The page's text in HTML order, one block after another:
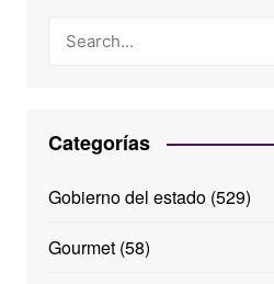
Categorías
Gobierno del estado(529)
Gourmet(58)